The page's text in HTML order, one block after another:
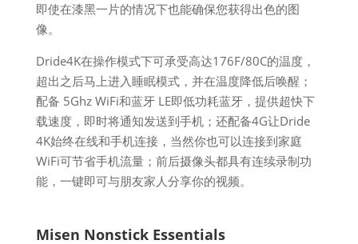
即使在漆黑一片的情况下也能确保您获得出色的图
像。
Dride4K在操作模式下可承受高达176F/80C的温度，
超出之后马上进入睡眠模式，并在温度降低后唤醒；
配备 5Ghz WiFi和蓝牙 LE即低功耗蓝牙，提供超快下
载速度，即时将通知发送到手机；还配备4G让Dride
4K始终在线和手机连接，当然你也可以连接到家庭
WiFi可节省手机流量；前后摄像头都具有连续录制功
能，一键即可与朋友家人分享你的视频。
Misen Nonstick Essentials